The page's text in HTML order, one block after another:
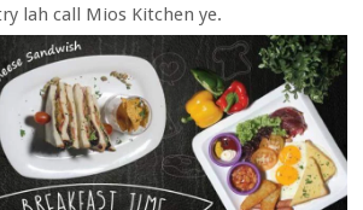
lah call Mios Kitchen ye.